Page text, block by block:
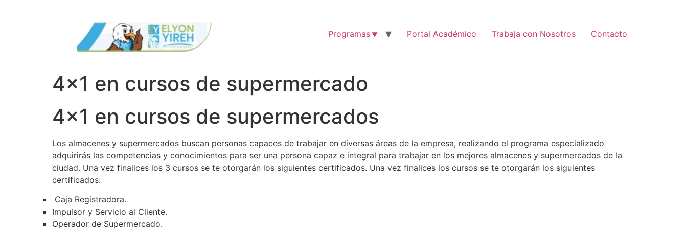
Programas Portal Académico Trabaja con Nosotros Contacto
4×1 en cursos de supermercado
4×1 en cursos de supermercados
Los almacenes y supermercados buscan personas capaces de trabajar en diversas áreas de la empresa, realizando el programa especializado
adquirirás las competencias y conocimientos para ser una persona capaz e integral para trabajar en los mejores almacenes y supermercados de la
ciudad. Una vez finalices los 3 cursos se te otorgarán los siguientes certificados. Una vez finalices los cursos se te otorgarán los siguientes
certificados:
Caja Registradora.
Impulsor y Servicio al Cliente.
Operador de Supermercado.